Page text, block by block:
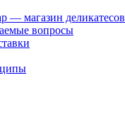
— магазин деликатесов
вопросы